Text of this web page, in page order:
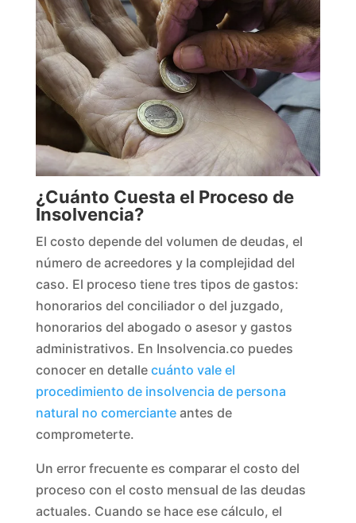
¿Cuánto Cuesta el Proceso de
Insolvencia?
El costo depende del volumen de deudas, el
número de acreedores y la complejidad del
caso. El proceso tiene tres tipos de gastos:
honorarios del conciliador o del juzgado,
honorarios del abogado o asesor y gastos
administrativos. En Insolvencia.co puedes
conocer en detalle cuánto vale el
procedimiento de insolvencia de persona
natural no comercianteantes de
comprometerte.
Un error frecuente es comparar el costo del
proceso con el costo mensual de las deudas
actuales. Cuando se hace ese cálculo, el